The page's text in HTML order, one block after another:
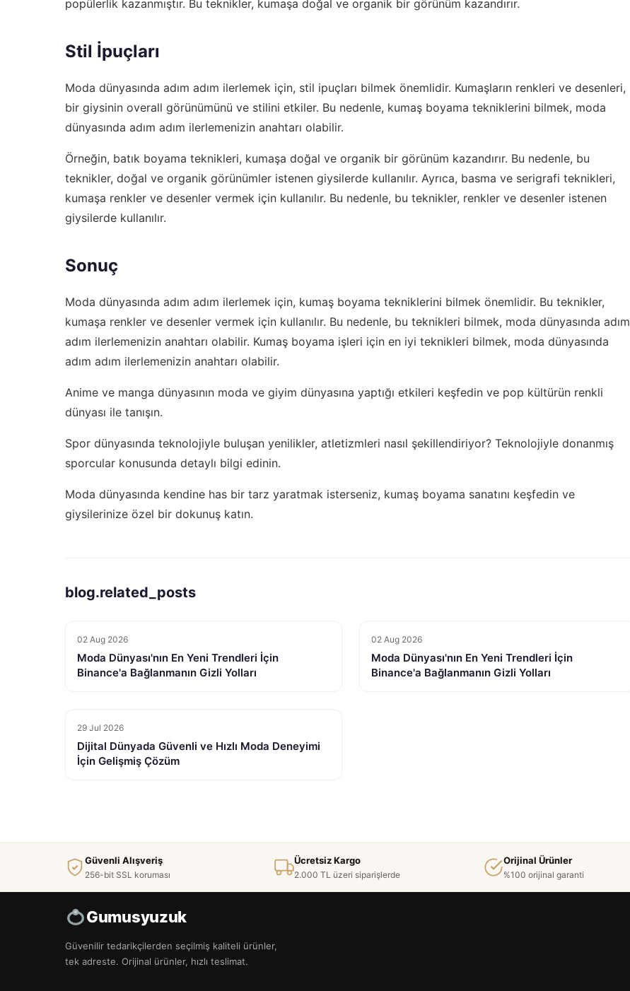
popülerlik kazanmıştır. Bu teknikler, kumaşa doğal ve organik bir görünüm kazandırır.
Stil İpuçları
Moda dünyasında adım adım ilerlemek için, stil ipuçları bilmek önemlidir. Kumaşların renkleri ve desenleri,
bir giysinin overall görünümünü ve stilini etkiler. Bu nedenle, kumaş boyama tekniklerini bilmek, moda
dünyasında adım adım ilerlemenizin anahtarı olabilir.
Örneğin, batık boyama teknikleri, kumaşa doğal ve organik bir görünüm kazandırır. Bu nedenle, bu
teknikler, doğal ve organik görünümler istenen giysilerde kullanılır. Ayrıca, basma ve serigrafi teknikleri,
kumaşa renkler ve desenler vermek için kullanılır. Bu nedenle, bu teknikler, renkler ve desenler istenen
giysilerde kullanılır.
Sonuç
Moda dünyasında adım adım ilerlemek için, kumaş boyama tekniklerini bilmek önemlidir. Bu teknikler,
kumaşa renkler ve desenler vermek için kullanılır. Bu nedenle, bu teknikleri bilmek, moda dünyasında adım
adım ilerlemenizin anahtarı olabilir. Kumaş boyama işleri için en iyi teknikleri bilmek, moda dünyasında
adım adım ilerlemenizin anahtarı olabilir.
Anime ve manga dünyasının moda ve giyim dünyasına yaptığı etkileri keşfedin ve pop kültürün renkli
dünyası ile tanışın.
Spor dünyasında teknolojiyle buluşan yenilikler, atletizmleri nasıl şekillendiriyor? Teknolojiyle donanmış
sporcular konusunda detaylı bilgi edinin.
Moda dünyasında kendine has bir tarz yaratmak isterseniz, kumaş boyama sanatını keşfedin ve
giysilerinize özel bir dokunuş katın.
blog.related_posts
02 Aug 2026
Moda Dünyası'nın En Yeni Trendleri İçin
Binance'a Bağlanmanın Gizli Yolları
02 Aug 2026
Moda Dünyası'nın En Yeni Trendleri İçin
Binance'a Bağlanmanın Gizli Yolları
29 Jul 2026
Dijital Dünyada Güvenli ve Hızlı Moda Deneyimi
İçin Gelişmiş Çözüm
Güvenli Alışveriş
256-bit SSL koruması
Ücretsiz Kargo
2.000 TL üzeri siparişlerde
Orijinal Ürünler
%100 orijinal garanti
Gumusyuzuk
Güvenilir tedarikçilerden seçilmiş kaliteli ürünler,
tek adreste. Orijinal ürünler, hızlı teslimat.